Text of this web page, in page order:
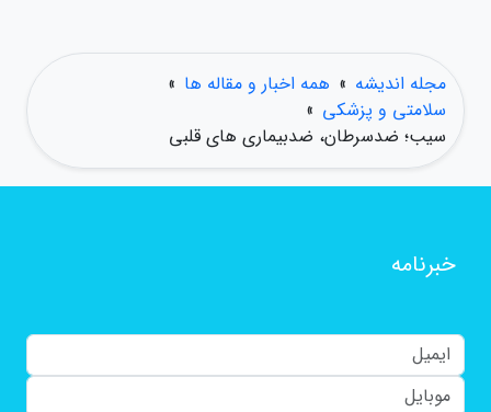
مجله اندیشه » همه اخبار و مقاله ها »
سلامتی و پزشکی »
سیب؛ ضدسرطان، ضدبیماری های قلبی
خبرنامه